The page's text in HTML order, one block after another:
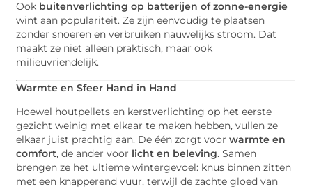
Ook buitenverlichting op batterijen of zonne-energie
wint aan populariteit. Ze zijn eenvoudig te plaatsen
zonder snoeren en verbruiken nauwelijks stroom. Dat
maakt ze niet alleen praktisch, maar ook
milieuvriendelijk.
Warmte en Sfeer Hand in Hand
Hoewel houtpellets en kerstverlichting op het eerste
gezicht weinig met elkaar te maken hebben, vullen ze
elkaar juist prachtig aan. De één zorgt voorwarmte en
comfort, de ander voor licht en beleving. Samen
brengen ze het ultieme wintergevoel: knus binnen zitten
met een knapperend vuur, terwijl de zachte gloed van